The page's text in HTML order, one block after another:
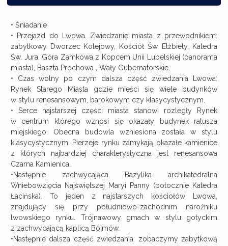
• Śniadanie
• Przejazd do Lwowa. Zwiedzanie miasta z przewodnikiem:
zabytkowy Dworzec Kolejowy, Kościół Św. Elżbiety, Katedra
Św. Jura, Góra Zamkowa z Kopcem Unii Lubelskiej (panorama
miasta), Baszta Prochowa , Wały Gubernatorskie.
• Czas wolny po czym dalsza część zwiedzania Lwowa:
Rynek Starego Miasta gdzie mieści się wiele budynków
w stylu renesansowym, barokowym czy klasycystycznym.
• Serce najstarszej części miasta stanowi rozległy Rynek
w centrum którego wznosi się okazały budynek ratusza
miejskiego. Obecna budowla wzniesiona została w stylu
klasycystycznym. Pierzeje rynku zamykają okazałe kamienice
z których najbardziej charakterystyczna jest renesansowa
Czarna Kamienica.
•Następnie zachwycająca Bazylika archikatedralna
Wniebowzięcia Najświętszej Maryi Panny (potocznie Katedra
Łacińska). To jeden z najstarszych kościołów Lwowa,
znajdujący się przy południowo-zachodnim narożniku
lwowskiego rynku. Trójnawowy gmach w stylu gotyckim
z zachwycającą kaplicą Boimów.
•Następnie dalsza część zwiedzania: zobaczymy zabytkową